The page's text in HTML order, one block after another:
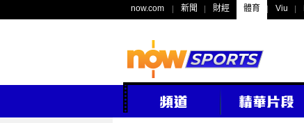
now.com 新聞 財經 體育 Viu